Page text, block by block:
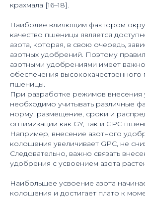
крахмала [16–18].
Наиболее влияющим фактором
качество пшеницы является
азота, которая, в свою очередь,
азотных удобрений. Поэтому
азотными удобрениями имеет
обеспечения высококачественного
пшеницы.
При разработке режимов внесения
необходимо учитывать различные
норму, размещение, сроки и
оптимизации как GY, так и GPC
Например, внесение азотного
колошения увеличивает GPC, не
Следовательно, важно связать
удобрения с усвоением азота
Наибольшее усвоение азота
колошения и достигает плато к